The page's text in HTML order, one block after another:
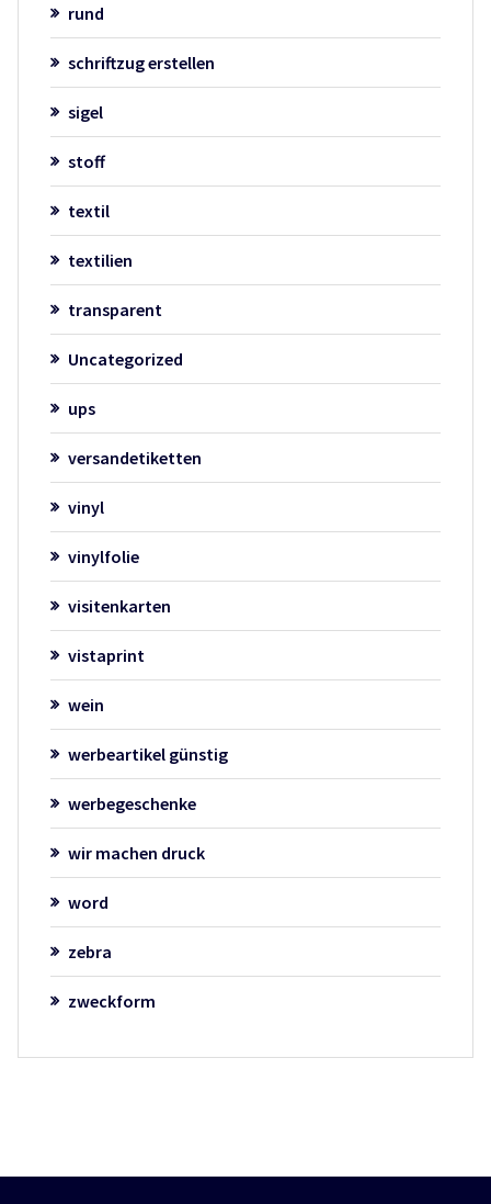
rund
schriftzug erstellen
sigel
stoff
textil
textilien
transparent
Uncategorized
ups
versandetiketten
vinyl
vinylfolie
visitenkarten
vistaprint
wein
werbeartikel günstig
werbegeschenke
wir machen druck
word
zebra
zweckform